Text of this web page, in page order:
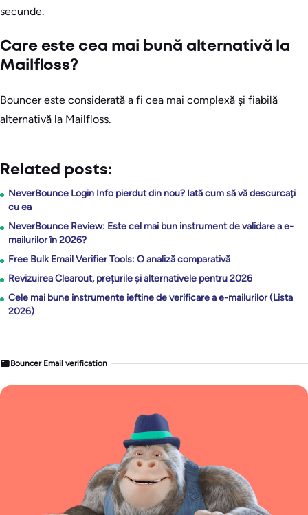
secunde.
Care este cea mai bună alternativă la
Mailfloss?
Bouncer este considerată a fi cea mai complexă și fiabilă
alternativă la Mailfloss.
Related posts:
NeverBounce Login Info pierdut din nou? Iată cum să vă descurcați
cu ea
NeverBounce Review: Este cel mai bun instrument de validare a e-
mailurilor în 2026?
Free Bulk Email Verifier Tools: O analiză comparativă
Revizuirea Clearout, prețurile și alternativele pentru 2026
Cele mai bune instrumente ieftine de verificare a e-mailurilor (Lista
2026)
Bouncer Email verification